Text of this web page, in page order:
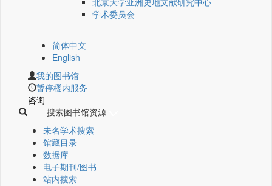
学术委员会
简体中文
English
我的图书馆
暂停楼内服务
咨询
搜索图书馆资源
未名学术搜索
馆藏目录
数据库
电子期刊/图书
站内搜索